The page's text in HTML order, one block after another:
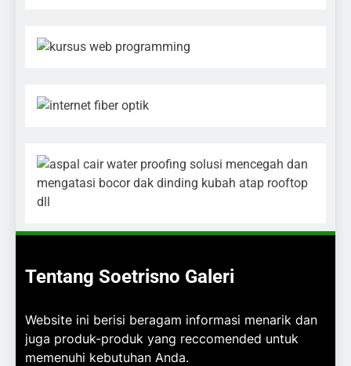
Tentang Soetrisno Galeri
Website ini berisi beragam informasi menarik dan
juga produk-produk yang reccomended untuk
memenuhi kebutuhan Anda.